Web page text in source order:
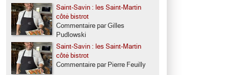
Saint-Savin : les Saint-Martin
côté bistrot
Commentaire par Gilles
Pudlowski
Saint-Savin : les Saint-Martin
côté bistrot
Commentaire par Pierre Feuilly